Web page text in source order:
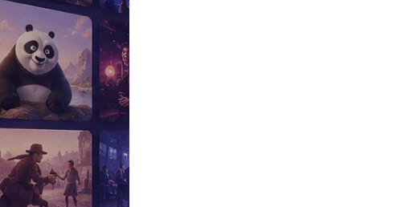
Эксклюзив Реалити
Фильмы Сериалы Шоу
#Быт #Деньги #Дети #Дом
# Путешествия # Российские звезды
отношения #реалити #
Промокоды Островок Промокоды Отелло
Промокоды Снежная Королева
Издательство Рекламодателям
Главная Сериалы Детективы
Сериал Замкнутый круг (2023)
Full Circle